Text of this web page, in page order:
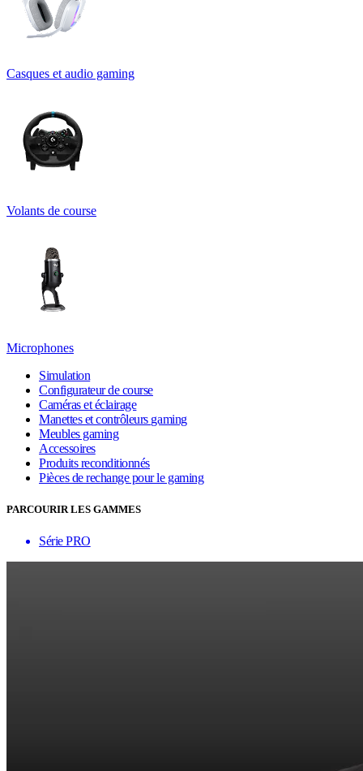
Casques et audio gaming
Volants de course
Microphones
Simulation
Configurateur de course
Caméras et éclairage
Manettes et contrôleurs gaming
Meubles gaming
Accessoires
Produits reconditionnés
Pièces de rechange pour le gaming
PARCOURIR LES GAMMES
Série PRO